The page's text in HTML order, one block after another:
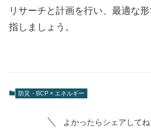
リサーチと計画を行い、最適な
指しましょう。
防災・BCP × エネルギー
よかったらシェアしてね